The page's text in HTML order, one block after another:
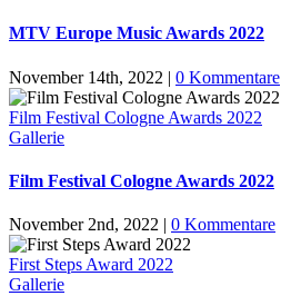
MTV Europe Music Awards 2022
November 14th, 2022 | 0 Kommentare
Film Festival Cologne Awards 2022
Gallerie
Film Festival Cologne Awards 2022
November 2nd, 2022 | 0 Kommentare
First Steps Award 2022
Gallerie